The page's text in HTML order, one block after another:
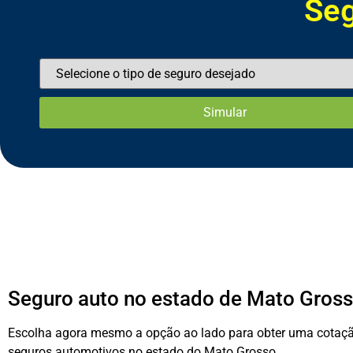
Se
Se
Se
Se
Se
Se
Cor
Seguro auto no estado de Mato
Escolha agora mesmo a opção ao lado para obter uma